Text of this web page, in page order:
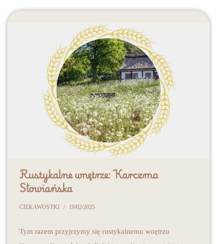
Rustykalne wnętrze: Karczma
Słowiańska
CIEKAWOSTKI 19/02/2025
Tym razem przyjrzymy się rustykalnemu wnętrzu